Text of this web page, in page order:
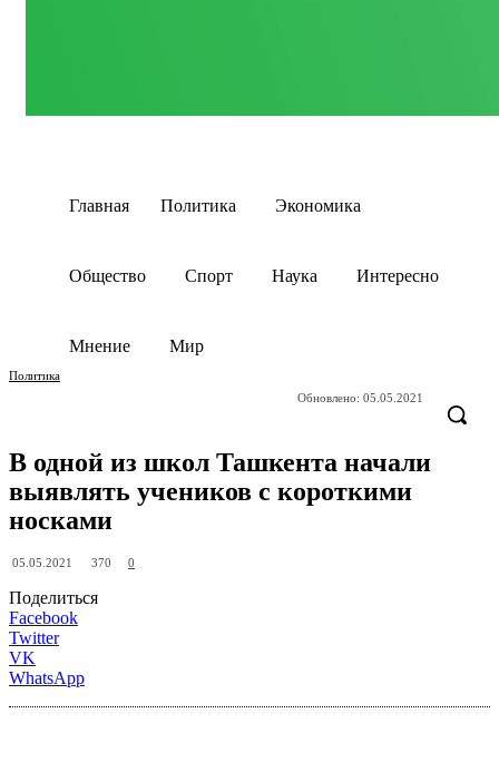
Главная Политика Экономика
Общество Спорт Наука Интересно
Мнение Мир
Политика
Обновлено: 05.05.2021
В одной из школ Ташкента начали
выявлять учеников с короткими
носками
05.05.2021 370 0
Поделиться
Facebook
Twitter
VK
WhatsApp